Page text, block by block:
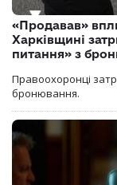
«Продавав»
Харківщині
питання» з
Правоохоронці
бронювання.